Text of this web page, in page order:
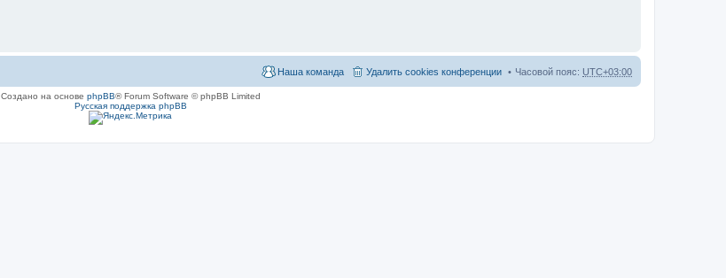
Часовой пояс: UTC+03:00
Удалить cookies конференции
Наша команда
Создано на основе phpBB® Forum Software © phpBB Limited
Русская поддержка phpBB